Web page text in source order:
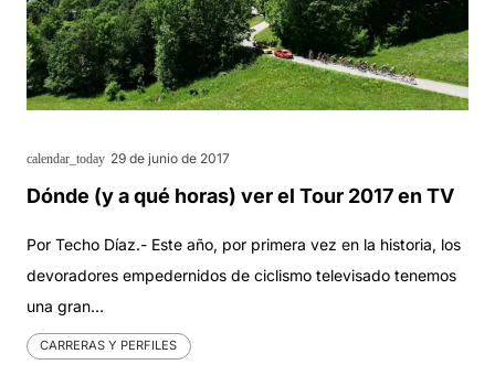
calendar_today 29 de junio de 2017
Dónde (y a qué horas) ver el Tour 2017 en TV
Por Techo Díaz.- Este año, por primera vez en la historia, los
devoradores empedernidos de ciclismo televisado tenemos
una gran…
CARRERAS Y PERFILES